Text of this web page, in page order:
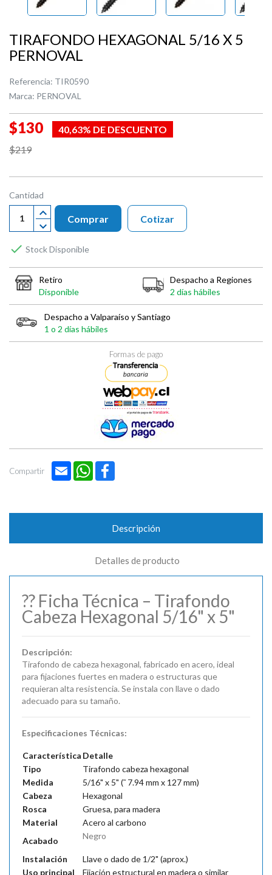
TIRAFONDO HEXAGONAL 5/16 X 5
PERNOVAL
Referencia: TIR0590
Marca: PERNOVAL
$130
40,63% DE DESCUENTO
$219
Cantidad
Comprar
 Stock Disponible
Cotizar
Retiro
Disponible
Despacho a Regiones
2 días hábiles
Despacho a Valparaíso y Santiago
1 o 2 días hábiles
Formas de pago
Compartir Email WhatsApp
Descripción
Detalles de producto
?? Ficha Técnica – Tirafondo
Cabeza Hexagonal 5/16" x 5"
Descripción:
Tirafondo de cabeza hexagonal, fabricado en acero, ideal
para fijaciones fuertes en madera o estructuras que
requieran alta resistencia. Se instala con llave o dado
adecuado para su tamaño.
Especificaciones Técnicas:
Característica Detalle
Tipo
Tirafondo cabeza hexagonal
Medida
5/16" x 5" (˜ 7.94 mm x 127 mm)
Cabeza
Hexagonal
Rosca
Gruesa, para madera
Material
Acero al carbono
Acabado
Negro
Instalación
Llave o dado de 1/2" (aprox.)
Uso principal
Fijación estructural en madera o similar